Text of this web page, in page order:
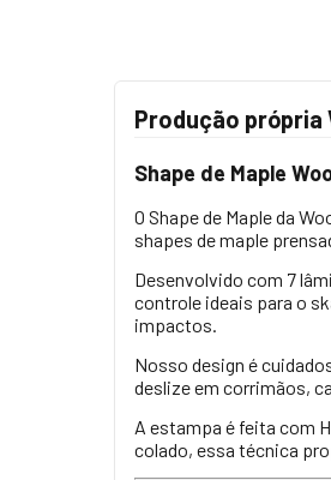
Produção própria
Shape de Maple
O Shape de Maple da
shapes de maple
Desenvolvido com 7
controle ideais para o
impactos.
Nosso design é
deslize em corrimãos,
A estampa é feita com
colado, essa técnica